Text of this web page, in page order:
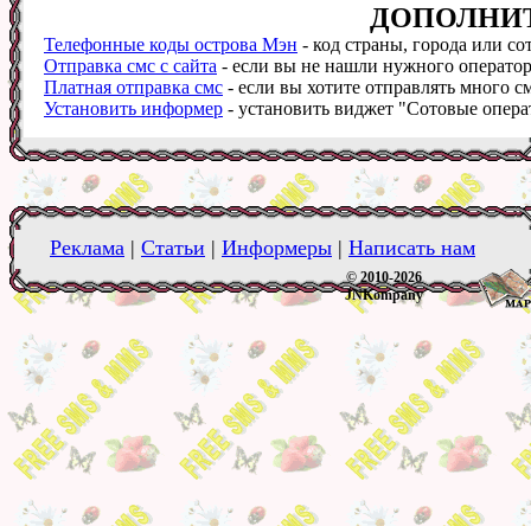
Телефонные коды острова Мэн - код страны, города или
Отправка смс с сайта - если вы не нашли нужного
Платная отправка смс - если вы хотите отправлять много
Установить информер - установить виджет "Сотовые
Реклама | Статьи | Информеры | Написать нам
© 2010-2026
JNKompany